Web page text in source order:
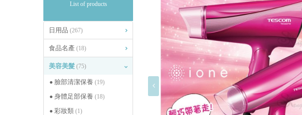
List of products
日用品 (267)
食品名產 (18)
美容美髮 (75)
臉部清潔保養 (19)
身體足部保養 (18)
彩妝類 (1)